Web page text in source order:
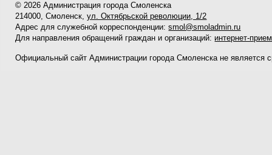
© 2026 Администрация города Смоленска
214000, Смоленск,ул. Октябрьской революции, 1/2
Адрес для служебной корреспонденции:smol@smoladmin.ru
Для направления обращений граждан и организаций: интернет-
Официальный сайт Администрации города Смоленска не является